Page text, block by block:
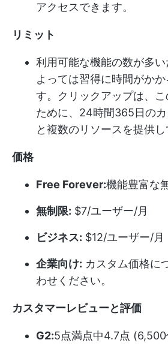
アクセスできます。
リミット
利用可能な機能の数が多
よっては習得に時間がか
す。クリックアップは、
ために、24時間365日の
と複数のリソースを提供し
価格
Free Forever:機能豊富な
無制限: $7/ユーザー/月
ビジネス: $12/ユーザー/月
企業向け: カスタム価格に
わせください。
カスタマーレビューと評価
G2:5点満点中4.7点